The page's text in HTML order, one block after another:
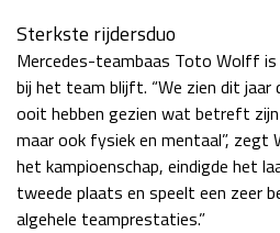
Sterkste rijdersduo
Mercedes-teambaas Toto Wolff is
bij het team blijft. “We zien dit
ooit hebben gezien wat betreft
maar ook fysiek en mentaal”,
het kampioenschap, eindigde het
tweede plaats en speelt een zeer
algehele teamprestaties.”